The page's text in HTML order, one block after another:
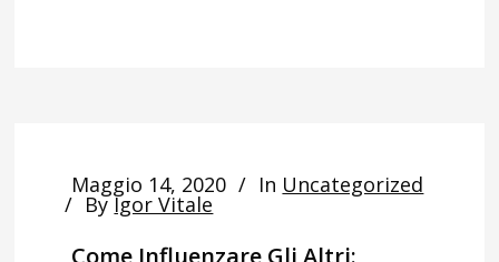
Maggio 14, 2020 In Uncategorized
By Igor Vitale
Come Influenzare Gli Altri: